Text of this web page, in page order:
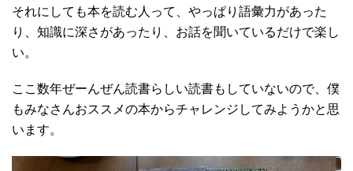
それにしても本を読む人って、やっぱり語彙力があった
り、知識に深さがあったり、お話を聞いているだけで楽し
い。
ここ数年ぜーんぜん読書らしい読書もしていないので、僕
もみなさんおススメの本からチャレンジしてみようかと思
います。